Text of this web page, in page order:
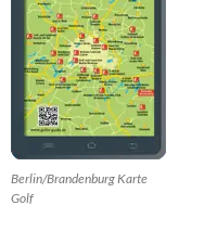
Berlin/Brandenburg Karte
Golf